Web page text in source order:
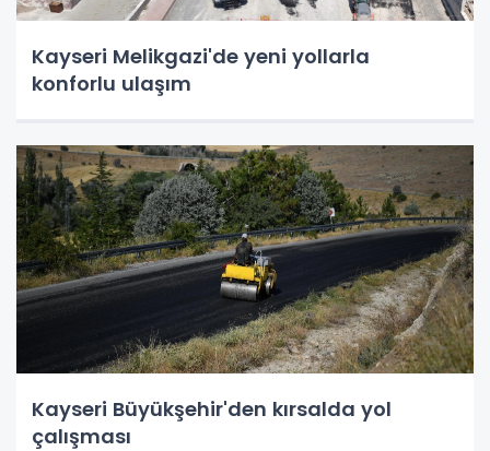
Kayseri Melikgazi'de yeni yollarla
konforlu ulaşım
Kayseri Büyükşehir'den kırsalda yol
çalışması